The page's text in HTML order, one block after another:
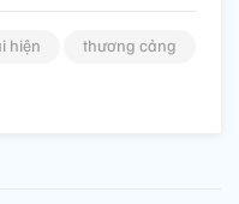
hiện
thương cảng